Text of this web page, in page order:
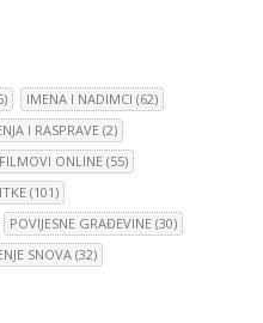
IMENA I NADIMCI (62)
I RASPRAVE (2)
ONLINE (55)
(101)
POVIJESNE GRAĐEVINE (30)
SNOVA(32)